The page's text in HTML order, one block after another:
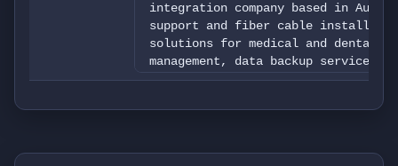
integration company based in
support and fiber cable
solutions for medical and dental
management, data backup services,
software. Their target clients
healthcare sector. With a team of
future needs. Stolen: 540mb 1,410